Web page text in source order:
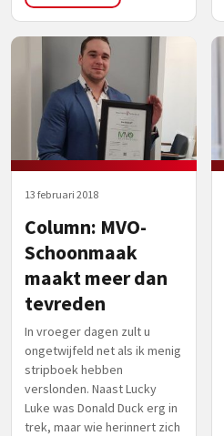
13 februari 2018
Column: MVO-
Schoonmaak
maakt meer dan
tevreden
In vroeger dagen zult u
ongetwijfeld net als ik menig
stripboek hebben
verslonden. Naast Lucky
Luke was Donald Duck erg in
trek, maar wie herinnert zich